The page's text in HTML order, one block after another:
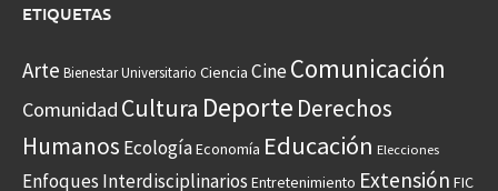
ETIQUETAS
Arte Bienestar Universitario Ciencia CineComunicación
Comunidad Cultura Deporte Derechos
Humanos EcologíaEconomía Educación Elecciones
Enfoques Interdisciplinarios Entretenimiento Extensión FIC